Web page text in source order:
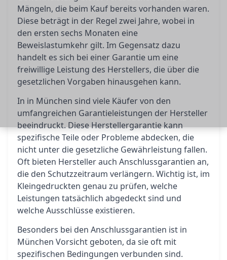
Mängeln, die beim Kauf bereits vorhanden waren.
Diese beträgt in der Regel zwei Jahre, wobei in
den ersten sechs Monaten eine
Beweislastumkehr gilt. Im Gegensatz dazu
handelt es sich bei einer Garantie um eine
freiwillige Leistung des Herstellers, die über die
gesetzlichen Vorgaben hinausgehen kann.
In in München sind viele Käufer von den
umfangreichen Garantieleistungen der Hersteller
beeindruckt. Diese Herstellergarantie kann
spezifische Teile oder Probleme abdecken, die
nicht unter die gesetzliche Gewährleistung fallen.
Oft bieten Hersteller auch Anschlussgarantien an,
die den Schutzzeitraum verlängern. Wichtig ist, im
Kleingedruckten genau zu prüfen, welche
Leistungen tatsächlich abgedeckt sind und
welche Ausschlüsse existieren.
Besonders bei den Anschlussgarantien ist in
München Vorsicht geboten, da sie oft mit
spezifischen Bedingungen verbunden sind.